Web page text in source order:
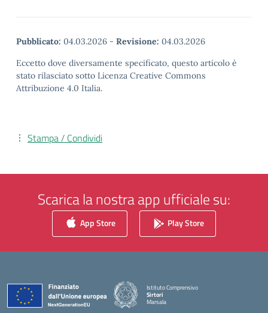
Pubblicato: 04.03.2026 - Revisione: 04.03.2026
Eccetto dove diversamente specificato, questo articolo è
stato rilasciato sotto Licenza Creative Commons
Attribuzione 4.0 Italia.
Stampa / Condividi
Scarica la nostra app ufficiale su:
App Store Play Store
Istituto Comprensivo
Sirtori
Marsala